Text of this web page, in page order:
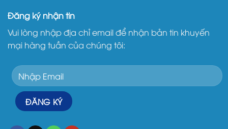
Đăng ký nhận tin
Vui lòng nhập địa chỉ email để nhận bản tin khuyến
mại hàng tuần của chúng tôi: